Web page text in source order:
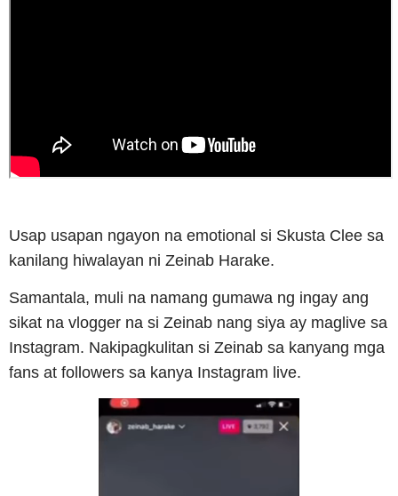
Usap usapan ngayon na emotional si Skusta Clee sa
kanilang hiwalayan ni Zeinab Harake.
Samantala, muli na namang gumawa ng ingay ang
sikat na vlogger na si Zeinab nang siya ay maglive sa
Instagram. Nakipagkulitan si Zeinab sa kanyang mga
fans at followers sa kanya Instagram live.